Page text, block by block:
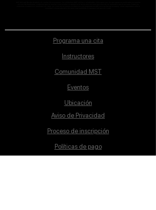
Programa una cita
Instructores
Comunidad MST
Eventos
Ubicación
Aviso de Privacidad
Proceso de inscripción
Políticas de pago